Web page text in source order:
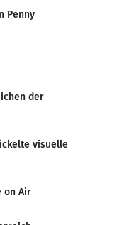
Penny
der
visuelle
on Air